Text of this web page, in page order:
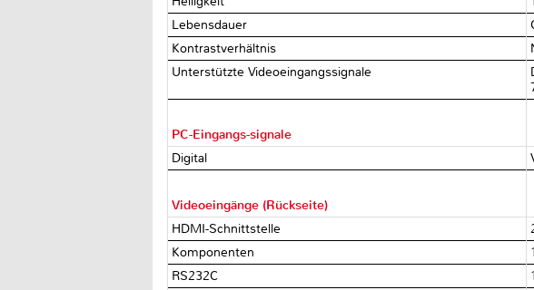
Lebensdauer
Kontrastverhältnis
Unterstützte Videoeingangssignale
PC-Eingangs-signale
Digital
Videoeingänge (Rückseite)
HDMI-Schnittstelle
Komponenten
RS232C